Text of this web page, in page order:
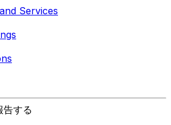
Services
告する